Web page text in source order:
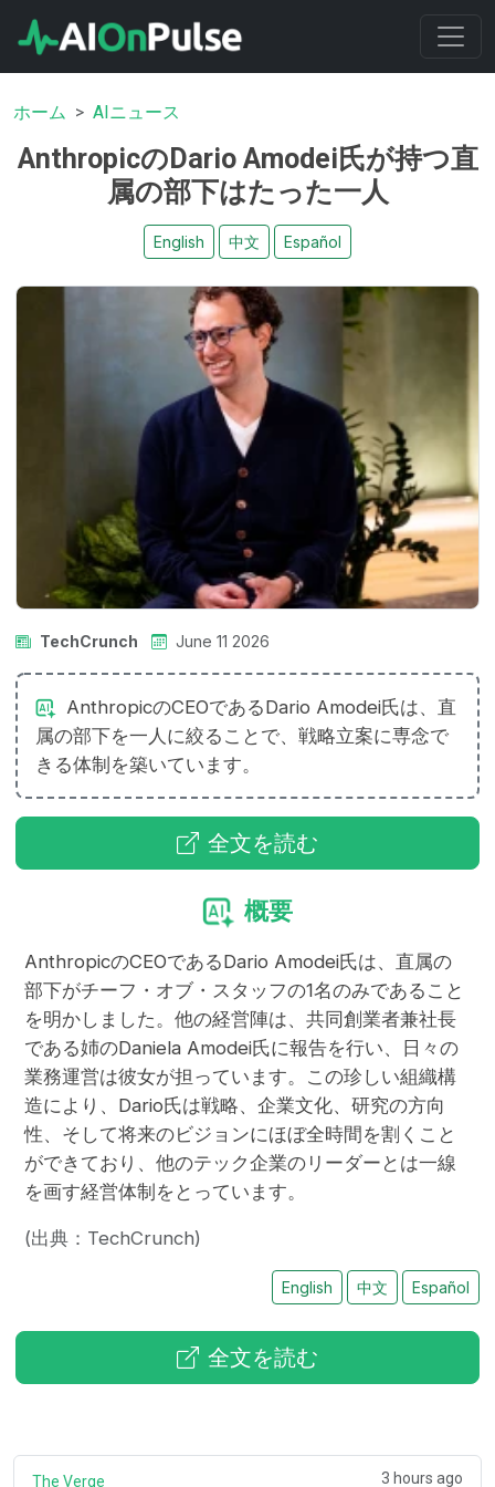
ホーム AIニュース
AnthropicのDario Amodei氏が持つ直
属の部下はたった一人
English 中文 Español
TechCrunch June 11 2026
AnthropicのCEOであるDario Amodei氏は、直
属の部下を一人に絞ることで、戦略立案に専念で
きる体制を築いています。
全文を読む
概要
AnthropicのCEOであるDario Amodei氏は、直属の
部下がチーフ・オブ・スタッフの1名のみであること
を明かしました。他の経営陣は、共同創業者兼社長
である姉のDaniela Amodei氏に報告を行い、日々の
業務運営は彼女が担っています。この珍しい組織構
造により、Dario氏は戦略、企業文化、研究の方向
性、そして将来のビジョンにほぼ全時間を割くこと
ができており、他のテック企業のリーダーとは一線
を画す経営体制をとっています。
(出典：TechCrunch)
English 中文 Español
全文を読む
The Verge 3 hours ago